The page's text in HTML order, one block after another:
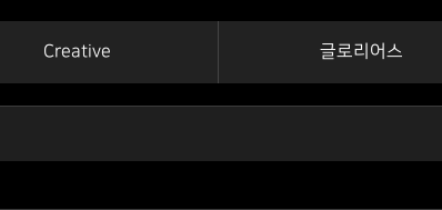
Creative 글로리어스